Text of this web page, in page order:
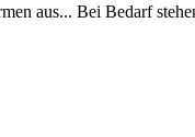
aus... Bei Bedarf